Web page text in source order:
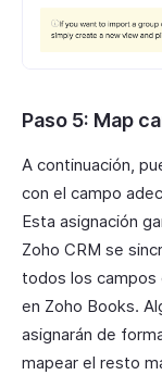
Paso 5: Map
A continuación,
con el campo
Esta asignación
Zoho CRM se
todos los
en Zoho Books.
asignarán de
mapear el resto